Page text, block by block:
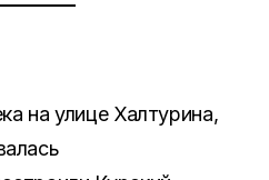
на улице Халтурина,